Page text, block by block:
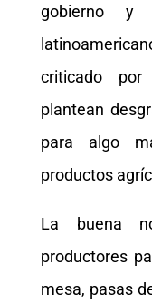
gobierno y
criticado
plantean
para algo
productos
La buena
productores
mesa, pasas